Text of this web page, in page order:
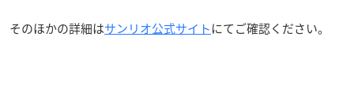
そのほかの詳細はサンリオ公式サイトにてご確認ください。